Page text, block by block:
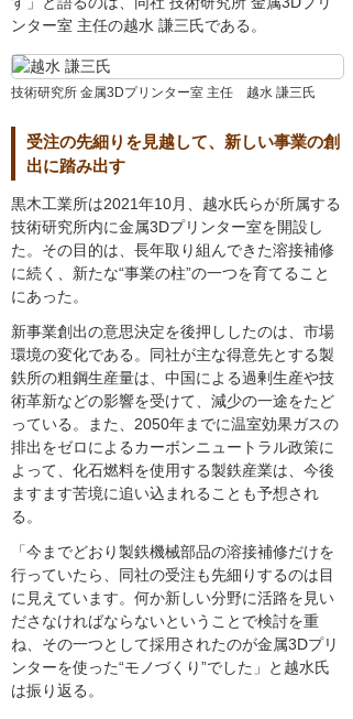
技術研究所 金属3Dプリンター室 主任 越水 謙三氏
ンター室 主任の越水 謙三氏である。
受注の先細りを見越して、新しい事業の創
出に踏み出す
黒木工業所は2021年10月、越水氏らが所属する
技術研究所内に金属3Dプリンター室を開設し
た。その目的は、長年取り組んできた溶接補修
に続く、新たな“事業の柱”の一つを育てること
にあった。
新事業創出の意思決定を後押ししたのは、市場
環境の変化である。同社が主な得意先とする製
鉄所の粗鋼生産量は、中国による過剰生産や技
術革新などの影響を受けて、減少の一途をたど
っている。また、2050年までに温室効果ガスの
排出をゼロによるカーボンニュートラル政策に
よって、化石燃料を使用する製鉄産業は、今後
ますます苦境に追い込まれることも予想され
る。
「今までどおり製鉄機械部品の溶接補修だけを
行っていたら、同社の受注も先細りするのは目
に見えています。何か新しい分野に活路を見い
ださなければならないということで検討を重
ね、その一つとして採用されたのが金属3Dプリ
ンターを使った“モノづくり”でした」と越水氏
は振り返る。